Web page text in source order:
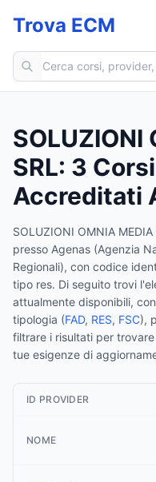
Trova ECM
Cerca corsi ECM
SOLUZIONI
SRL: 3
Accreditati
SOLUZIONI OMNIA MEDIA
presso Agenas (Agenzia
Regionali), con codice
tipo res. Di seguito trovi
attualmente disponibili,
tipologia (FAD, RES, FSC),
filtrare i risultati per
tue esigenze di
ID PROVIDER
NOME